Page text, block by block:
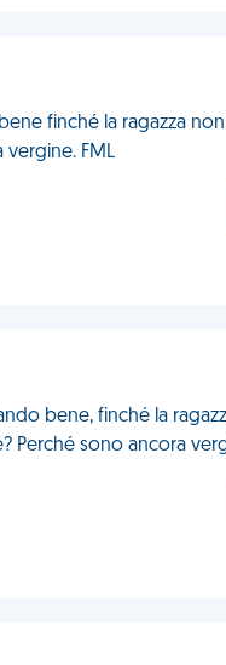
finché la ragazza
vergine. FML
bene, finché la
Perché sono ancora